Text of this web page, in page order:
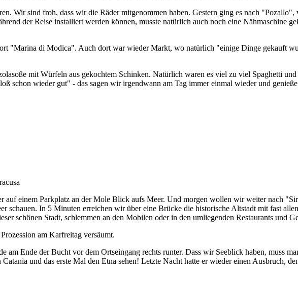
Wir sind froh, dass wir die Räder mitgenommen haben. Gestern ging es nach
der Reise installiert werden können, musste natürlich auch noch eine Nähmaschine
"Marina di Modica". Auch dort war wieder Markt, wo natürlich "einige Dinge gekauft
mit Würfeln aus gekochtem Schinken. Natürlich waren es viel zu viel Spaghetti
schon wieder gut" - das sagen wir irgendwann am Tag immer einmal wieder und
einem Parkplatz an der Mole Blick aufs Meer. Und morgen wollen wir weiter nach
schauen. In 5 Minuten erreichen wir über eine Brücke die historische Altstadt mit fast
schönen Stadt, schlemmen an den Mobilen oder in den umliegenden Restaurants und
am Karfreitag versäumt.
am Ende der Bucht vor dem Ortseingang rechts runter. Dass wir Seeblick haben, muss
und das erste Mal den Etna sehen! Letzte Nacht hatte er wieder einen Ausbruch,